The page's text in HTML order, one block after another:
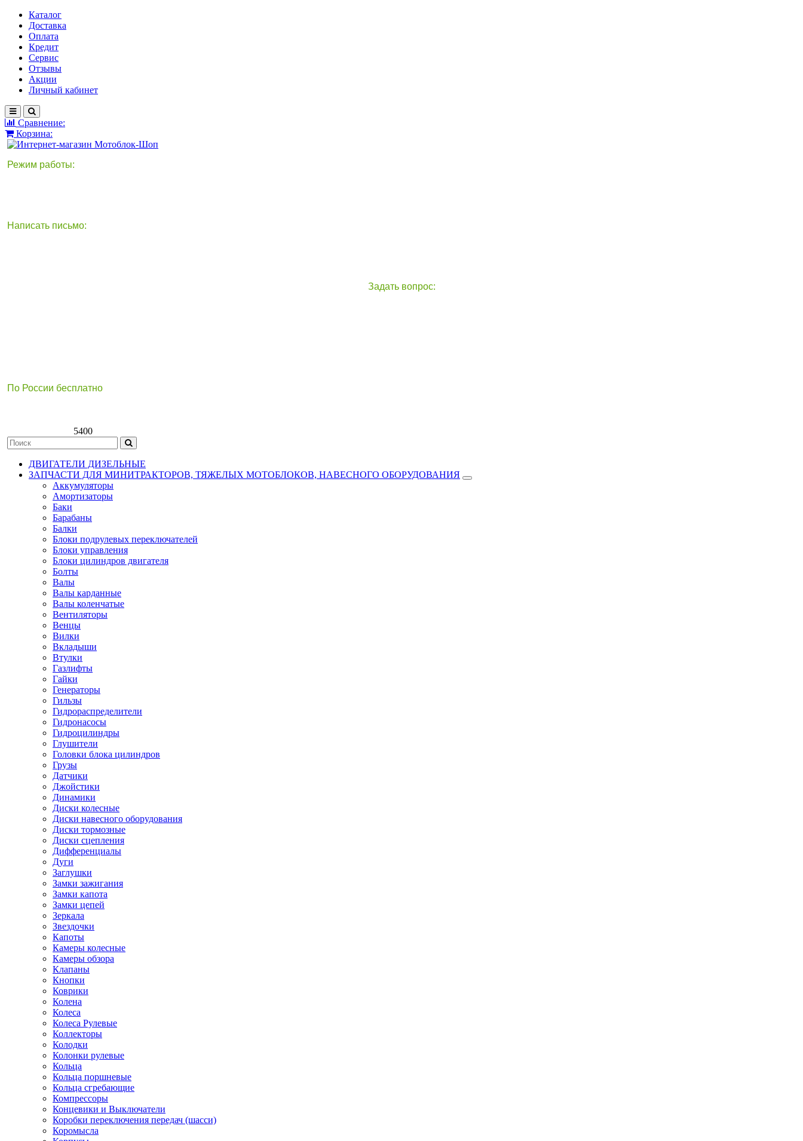
Каталог
Доставка
Оплата
Кредит
Сервис
Отзывы
Акции
Личный кабинет
Сравнение:
Корзина:
Режим работы:
Написать письмо:
Задать вопрос:
По России бесплатно
5400
ДВИГАТЕЛИ ДИЗЕЛЬНЫЕ
ЗАПЧАСТИ ДЛЯ МИНИТРАКТОРОВ, ТЯЖЕЛЫХ МОТОБЛОКОВ, НАВЕСНОГО ОБОРУДОВАНИЯ
Аккумуляторы
Амортизаторы
Баки
Барабаны
Балки
Блоки подрулевых переключателей
Блоки управления
Блоки цилиндров двигателя
Болты
Валы
Валы карданные
Валы коленчатые
Вентиляторы
Венцы
Вилки
Вкладыши
Втулки
Газлифты
Гайки
Генераторы
Гильзы
Гидрораспределители
Гидронасосы
Гидроцилиндры
Глушители
Головки блока цилиндров
Грузы
Датчики
Джойстики
Динамики
Диски колесные
Диски навесного оборудования
Диски тормозные
Диски сцепления
Дифференциалы
Дуги
Заглушки
Замки зажигания
Замки капота
Замки цепей
Зеркала
Звездочки
Капоты
Камеры колесные
Камеры обзора
Клапаны
Кнопки
Коврики
Колена
Колеса
Колеса Рулевые
Коллекторы
Колодки
Колонки рулевые
Кольца
Кольца поршневые
Кольца сгребающие
Компрессоры
Концевики и Выключатели
Коробки переключения передач (шасси)
Коромысла